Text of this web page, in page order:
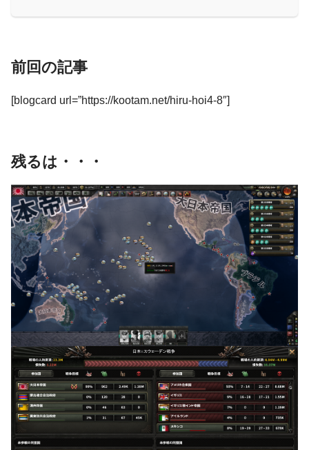
前回の記事
[blogcard url=”https://kootam.net/hiru-hoi4-8″]
残るは・・・